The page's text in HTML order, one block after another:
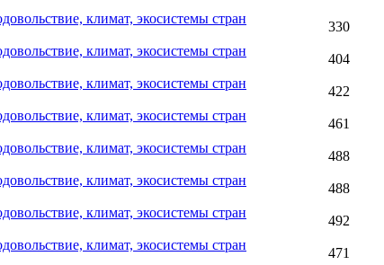
климат, экосистемы стран
330
климат, экосистемы стран
404
климат, экосистемы стран
422
климат, экосистемы стран
461
климат, экосистемы стран
488
климат, экосистемы стран
488
климат, экосистемы стран
492
климат, экосистемы стран
471